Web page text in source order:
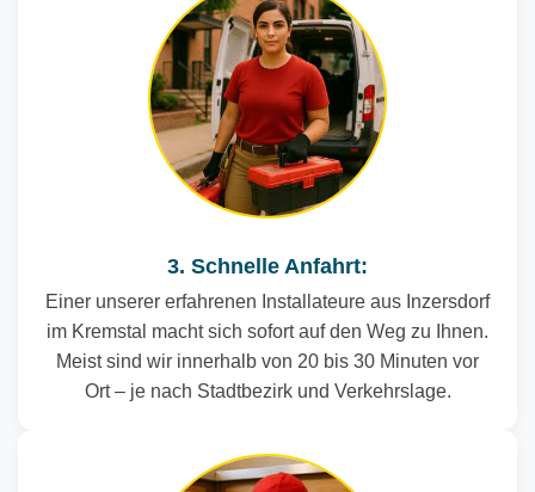
3. Schnelle Anfahrt:
Einer unserer erfahrenen Installateure aus Inzersdorf
im Kremstal macht sich sofort auf den Weg zu Ihnen.
Meist sind wir innerhalb von 20 bis 30 Minuten vor
Ort – je nach Stadtbezirk und Verkehrslage.